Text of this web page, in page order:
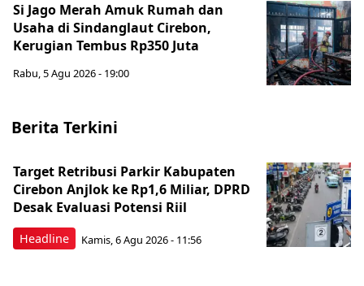
Si Jago Merah Amuk Rumah dan
Usaha di Sindanglaut Cirebon,
Kerugian Tembus Rp350 Juta
Rabu, 5 Agu 2026 - 19:00
Berita Terkini
Headline
Target Retribusi Parkir Kabupaten
Cirebon Anjlok ke Rp1,6 Miliar, DPRD
Desak Evaluasi Potensi Riil
Kamis, 6 Agu 2026 - 11:56